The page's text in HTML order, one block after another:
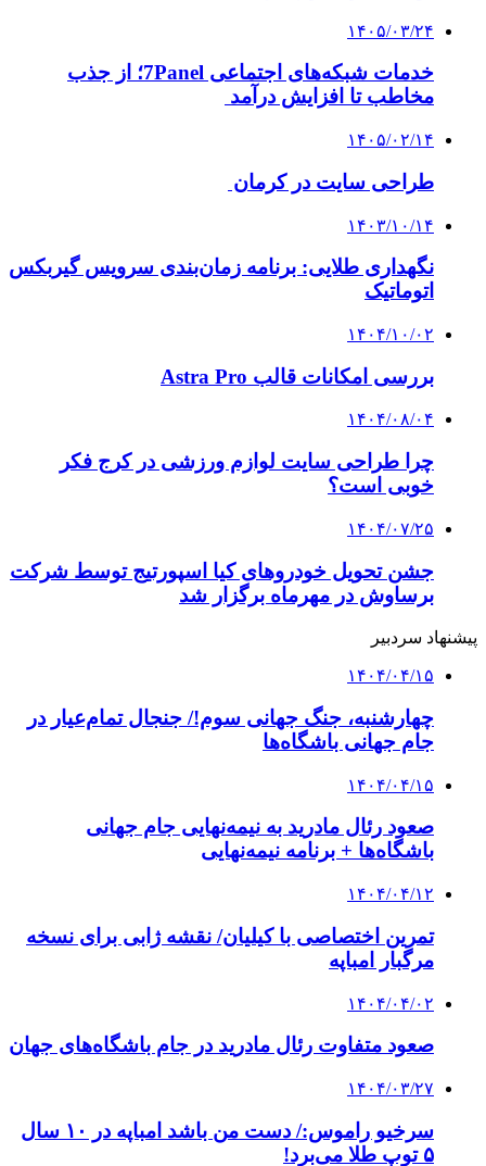
۱۴۰۵/۰۳/۲۴
خدمات شبکه‌های اجتماعی 7Panel؛ از جذب
مخاطب تا افزایش درآمد
۱۴۰۵/۰۲/۱۴
طراحی سایت در کرمان
۱۴۰۳/۱۰/۱۴
نگهداری طلایی: برنامه زمان‌بندی سرویس گیربکس
اتوماتیک
۱۴۰۴/۱۰/۰۲
بررسی امکانات قالب Astra Pro
۱۴۰۴/۰۸/۰۴
چرا طراحی سایت لوازم ورزشی در کرج فکر
خوبی است؟
۱۴۰۴/۰۷/۲۵
جشن تحویل خودروهای کیا اسپورتیج توسط شرکت
برساوش در مهرماه برگزار شد
پیشنهاد سردبیر
۱۴۰۴/۰۴/۱۵
چهارشنبه، جنگ جهانی سوم!/ جنجال تمام‌عیار در
جام جهانی باشگاه‌ها
۱۴۰۴/۰۴/۱۵
صعود رئال مادرید به نیمه‌نهایی جام جهانی
باشگاه‌ها + برنامه نیمه‌نهایی
۱۴۰۴/۰۴/۱۲
تمرین اختصاصی با کیلیان/ نقشه ژابی برای نسخه
مرگبار امباپه
۱۴۰۴/۰۴/۰۲
صعود متفاوت رئال مادرید در جام باشگاه‌های جهان
۱۴۰۴/۰۳/۲۷
سرخیو راموس:/ دست من باشد امباپه در ۱۰ سال
۵ توپ طلا می‌برد!